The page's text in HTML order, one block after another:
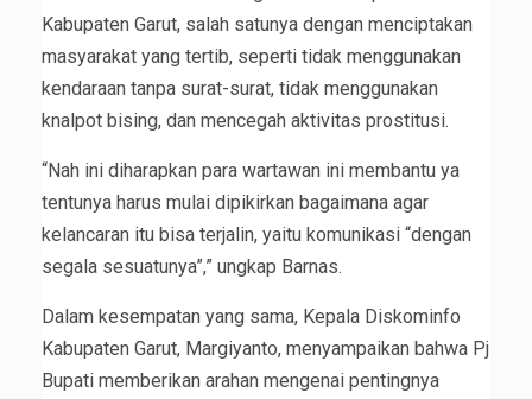
Kabupaten Garut, salah satunya dengan menciptakan
masyarakat yang tertib, seperti tidak menggunakan
kendaraan tanpa surat-surat, tidak menggunakan
knalpot bising, dan mencegah aktivitas prostitusi.
“Nah ini diharapkan para wartawan ini membantu ya
tentunya harus mulai dipikirkan bagaimana agar
kelancaran itu bisa terjalin, yaitu komunikasi “dengan
segala sesuatunya”,” ungkap Barnas.
Dalam kesempatan yang sama, Kepala Diskominfo
Kabupaten Garut, Margiyanto, menyampaikan bahwa Pj
Bupati memberikan arahan mengenai pentingnya